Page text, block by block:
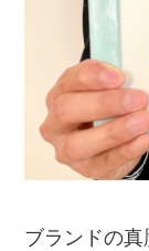
ブランドの